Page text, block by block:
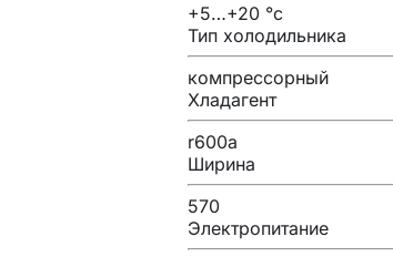
+5…+20 °с
Тип холодильника
компрессорный
Хладагент
r600a
Ширина
570
Электропитание